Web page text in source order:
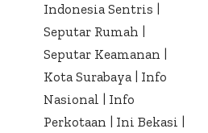
Indonesia Sentris
Seputar Rumah
Seputar Keamanan
Kota Surabaya
Info
Nasional
Info
Perkotaan
Ini Bekasi